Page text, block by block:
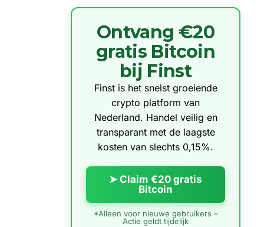
Ontvang €20
gratis Bitcoin
bij Finst
Finst is het snelst groeiende
crypto platform van
Nederland. Handel veilig en
transparant met de laagste
kosten van slechts 0,15%.
➤ Claim €20 gratis
Bitcoin
*Alleen voor nieuwe gebruikers –
Actie geldt tijdelijk